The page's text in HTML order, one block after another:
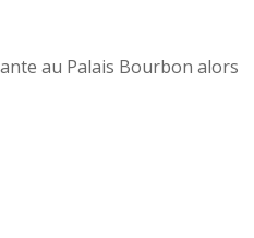
au Palais Bourbon alors